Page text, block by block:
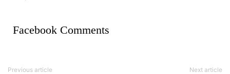
Facebook Comments
Previous article Next article